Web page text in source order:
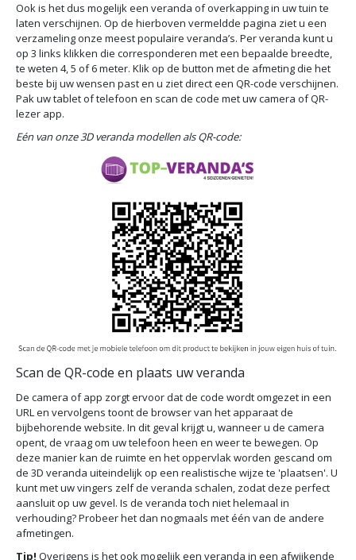
Ook is het dus mogelijk een veranda of overkapping in uw tuin te
laten verschijnen. Op de hierboven vermeldde pagina ziet u een
verzameling onze meest populaire veranda’s. Per veranda kunt u
op 3 links klikken die corresponderen met een bepaalde breedte,
te weten 4, 5 of 6 meter. Klik op de button met de afmeting die het
beste bij uw wensen past en u ziet direct een QR-code verschijnen.
Pak uw tablet of telefoon en scan de code met uw camera of QR-
lezer app.
Eén van onze 3D veranda modellen als QR-code:
Scan de QR-code en plaats uw veranda
De camera of app zorgt ervoor dat de code wordt omgezet in een
URL en vervolgens toont de browser van het apparaat de
bijbehorende website. In dit geval krijgt u, wanneer u de camera
opent, de vraag om uw telefoon heen en weer te bewegen. Op
deze manier kan de ruimte en het oppervlak worden gescand om
de 3D veranda uiteindelijk op een realistische wijze te 'plaatsen'. U
kunt met uw vingers zelf de veranda schalen, zodat deze perfect
aansluit op uw gevel. Is de veranda toch niet helemaal in
verhouding? Probeer het dan nogmaals met één van de andere
afmetingen.
Tip! Overigens is het ook mogelijk een veranda in een afwijkende